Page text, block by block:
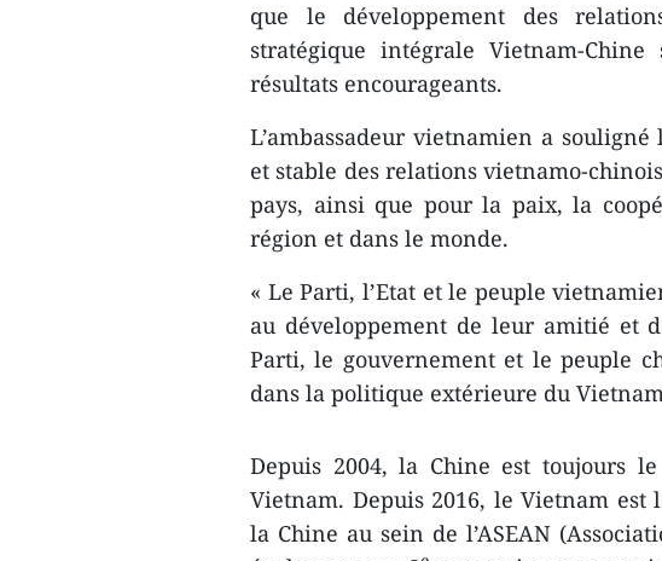
que le développement des
stratégique intégrale Vietnam-
résultats encourageants.
L’ambassadeur vietnamien a
et stable des relations vietnamo-
pays, ainsi que pour la paix, la
région et dans le monde.
« Le Parti, l’Etat et le peuple
au développement de leur amitié et
Parti, le gouvernement et le peuple
dans la politique extérieure du
Depuis 2004, la Chine est toujours
Vietnam. Depuis 2016, le Vietnam
la Chine au sein de l’ASEAN